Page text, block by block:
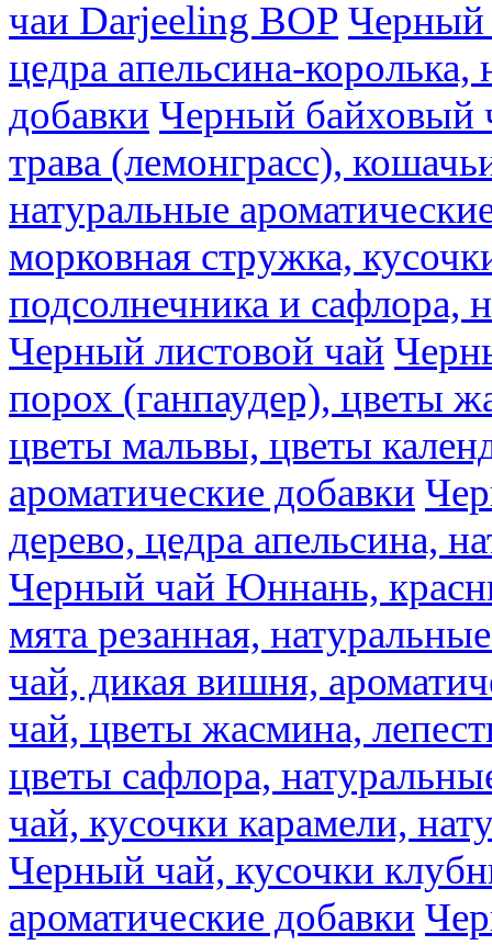
чаи Darjeeling BOP Черный
цедра апельсина-
добавки Черный байховый
трава (лемонграсс),
натуральные
морковная стружка,
подсолнечника и сафлора,
Черный листовой чай
порох (ганпаудер), цветы
цветы мальвы, цветы
ароматические добавки
дерево, цедра апельсина,
Черный чай Юннань,
мята резанная,
чай, дикая вишня,
чай, цветы жасмина,
цветы сафлора,
чай, кусочки карамели,
Черный чай, кусочки
ароматические добавки